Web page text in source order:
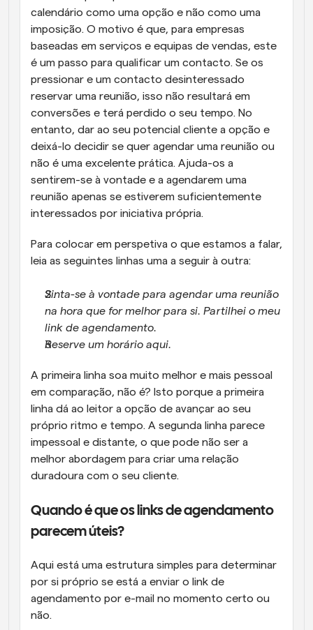
calendário como uma opção e não como uma
imposição. O motivo é que, para empresas
baseadas em serviços e equipas de vendas, este
é um passo para qualificar um contacto. Se os
pressionar e um contacto desinteressado
reservar uma reunião, isso não resultará em
conversões e terá perdido o seu tempo. No
entanto, dar ao seu potencial cliente a opção e
deixá-lo decidir se quer agendar uma reunião ou
não é uma excelente prática. Ajuda-os a
sentirem-se à vontade e a agendarem uma
reunião apenas se estiverem suficientemente
interessados por iniciativa própria.
Para colocar em perspetiva o que estamos a falar,
leia as seguintes linhas uma a seguir à outra:
Sinta-se à vontade para agendar uma reunião
na hora que for melhor para si. Partilhei o meu
link de agendamento.
Reserve um horário aqui.
A primeira linha soa muito melhor e mais pessoal
em comparação, não é? Isto porque a primeira
linha dá ao leitor a opção de avançar ao seu
próprio ritmo e tempo. A segunda linha parece
impessoal e distante, o que pode não ser a
melhor abordagem para criar uma relação
duradoura com o seu cliente.
Quando é que os links de agendamento
parecem úteis?
Aqui está uma estrutura simples para determinar
por si próprio se está a enviar o link de
agendamento por e-mail no momento certo ou
não.